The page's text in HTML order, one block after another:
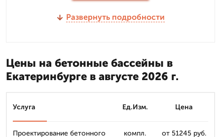
Развернуть подробности
Цены на бетонные бассейны в
Екатеринбурге в августе 2026 г.
Услуга Ед.Изм. Цена
Проектирование бетонного
компл. от 51245 руб.